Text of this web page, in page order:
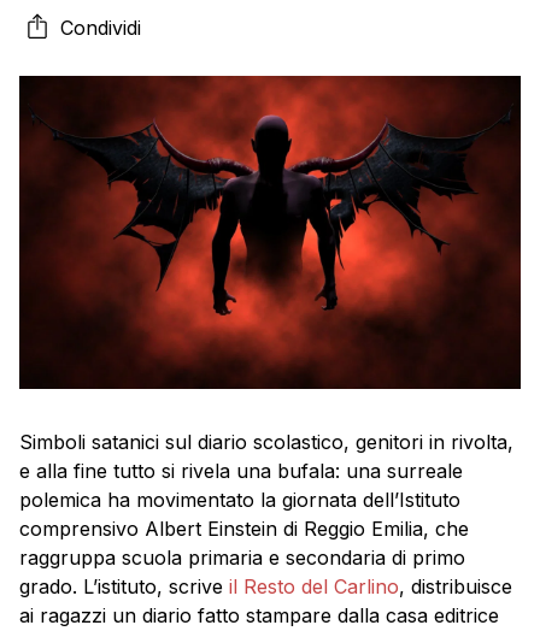
punte: una serie di simboli legati al satanismo in un
diario destinato a bambini? No…
Condividi
Simboli satanici sul diario scolastico, genitori in rivolta,
e alla fine tutto si rivela una bufala: una surreale
polemica ha movimentato la giornata dell’Istituto
comprensivo Albert Einstein di Reggio Emilia, che
raggruppa scuola primaria e secondaria di primo
grado. L’istituto, scrive il Resto del Carlino, distribuisce
ai ragazzi un diario fatto stampare dalla casa editrice